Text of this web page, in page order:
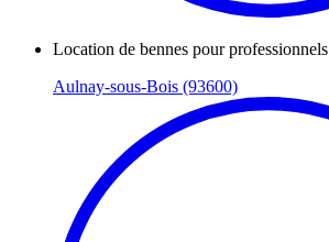
Location de bennes pour professionnels
Aulnay-sous-Bois (93600)